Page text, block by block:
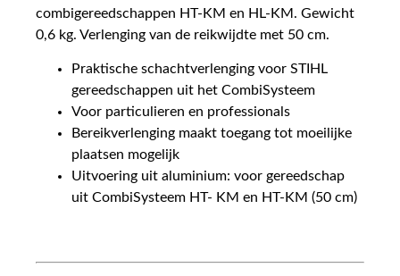
combigereedschappen HT-KM en HL-KM. Gewicht
0,6 kg. Verlenging van de reikwijdte met 50 cm.
Praktische schachtverlenging voor STIHL
gereedschappen uit het CombiSysteem
Voor particulieren en professionals
Bereikverlenging maakt toegang tot moeilijke
plaatsen mogelijk
Uitvoering uit aluminium: voor gereedschap
uit CombiSysteem HT- KM en HT-KM (50 cm)